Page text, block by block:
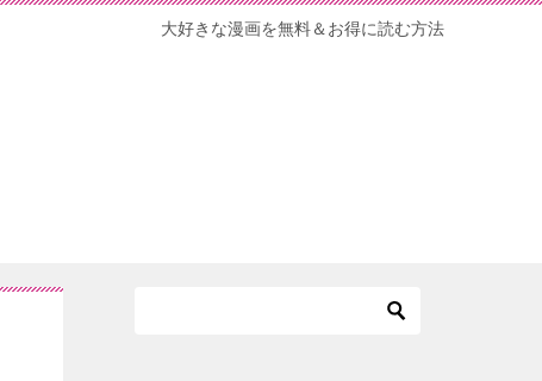
大好きな漫画を無料＆お得に読む方法